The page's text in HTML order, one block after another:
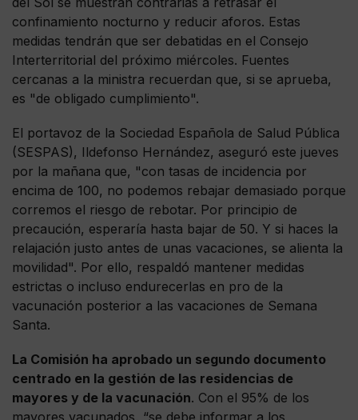
confinamiento nocturno y reducir aforos. Estas
medidas tendrán que ser debatidas en el Consejo
Interterritorial del próximo miércoles. Fuentes
cercanas a la ministra recuerdan que, si se aprueba,
es "de obligado cumplimiento".
El portavoz de la Sociedad Española de Salud Pública
(SESPAS), Ildefonso Hernández, aseguró este jueves
por la mañana que, "con tasas de incidencia por
encima de 100, no podemos rebajar demasiado porque
corremos el riesgo de rebotar. Por principio de
precaución, esperaría hasta bajar de 50. Y si haces la
relajación justo antes de unas vacaciones, se alienta la
movilidad". Por ello, respaldó mantener medidas
estrictas o incluso endurecerlas en pro de la
vacunación posterior a las vacaciones de Semana
Santa.
La Comisión ha aprobado un segundo documento
centrado en la gestión de las residencias de
mayores y de la vacunación. Con el 95% de los